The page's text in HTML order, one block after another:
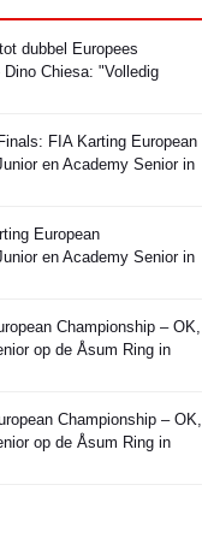
dubbel Europees
Chiesa: "Volledig
FIA Karting European
en Academy Senior in
European
en Academy Senior in
Championship – OK,
op de Åsum Ring in
Championship – OK,
op de Åsum Ring in